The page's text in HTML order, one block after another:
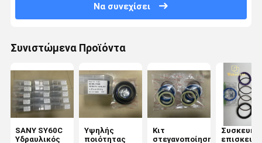
Να συνεχίσει
Συνιστώμενα Προϊόντα
SANY SY60C
Υδραυλικός
Υψηλής
ποιότητας
Κιτ
στεγανοποίησης
Συσκευή